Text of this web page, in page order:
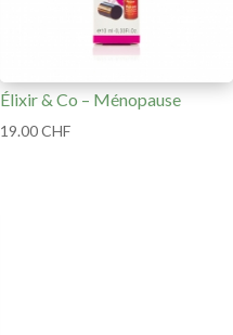
Élixir & Co – Ménopause
19.00CHF